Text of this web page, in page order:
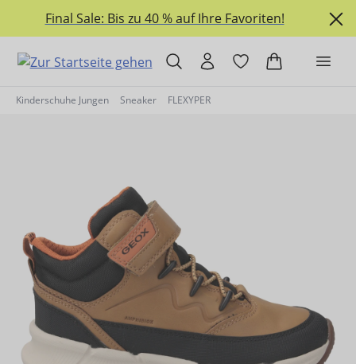
springen
Final Sale: Bis zu 40 % auf Ihre Favoriten!
Kinderschuhe Jungen Sneaker FLEXYPER